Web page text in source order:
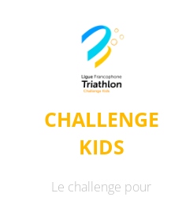
CHALLENGE
KIDS
Le challenge pour